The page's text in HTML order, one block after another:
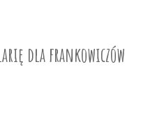
dla frankowiczów